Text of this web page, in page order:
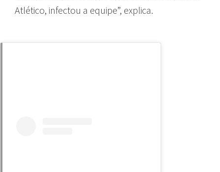
Atlético, infectou a equipe”, explica.